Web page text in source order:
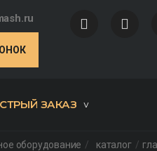
ЗАКАЗ
каталог
оборудование